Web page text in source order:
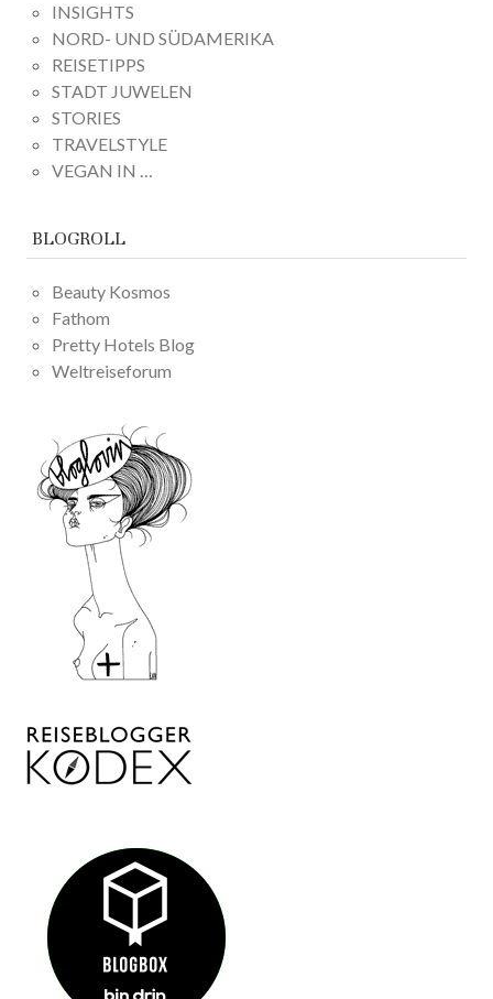
INSIGHTS
NORD- UND SÜDAMERIKA
REISETIPPS
STADT JUWELEN
STORIES
TRAVELSTYLE
VEGAN IN …
BLOGROLL
Beauty Kosmos
Fathom
Pretty Hotels Blog
Weltreiseforum